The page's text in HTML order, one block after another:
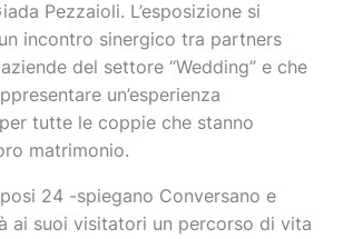
Pezzaioli. L’esposizione si
incontro sinergico tra partners
del settore “Wedding” e che
un’esperienza
tutte le coppie che stanno
matrimonio.
24 -spiegano Conversano e
ai suoi visitatori un percorso di vita